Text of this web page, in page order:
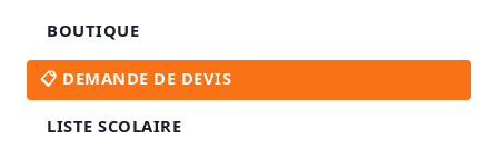
BOUTIQUE
📋 DEMANDE DE DEVIS
LISTE SCOLAIRE